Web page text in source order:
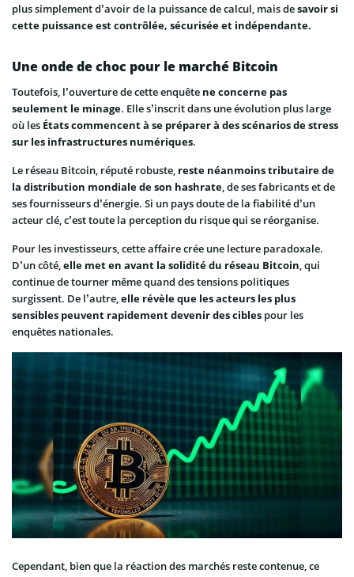
plus simplement d’avoir de la puissance de calcul, mais desavoir si
cette puissance est contrôlée, sécurisée et indépendante.
Une onde de choc pour le marché Bitcoin
Toutefois, l’ouverture de cette enquête ne concerne pas
seulement le minage. Elle s’inscrit dans une évolution plus large
où les États commencent à se préparer à des scénarios de stress
sur les infrastructures numériques.
Le réseau Bitcoin, réputé robuste, reste néanmoins tributaire de
la distribution mondiale de son hashrate, de ses fabricants et de
ses fournisseurs d’énergie. Si un pays doute de la fiabilité d’un
acteur clé, c’est toute la perception du risque qui se réorganise.
Pour les investisseurs, cette affaire crée une lecture paradoxale.
D’un côté,elle met en avant la solidité du réseau Bitcoin, qui
continue de tourner même quand des tensions politiques
surgissent. De l’autre,elle révèle que les acteurs les plus
sensibles peuvent rapidement devenir des cibles pour les
enquêtes nationales.
Cependant, bien que la réaction des marchés reste contenue, ce